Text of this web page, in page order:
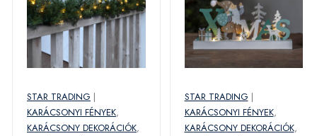
STAR TRADING |
KARÁCSONYI FÉNYEK,
KARÁCSONY DEKORÁCIÓK,
STAR TRADING |
KARÁCSONYI FÉNYEK,
KARÁCSONY DEKORÁCIÓK,